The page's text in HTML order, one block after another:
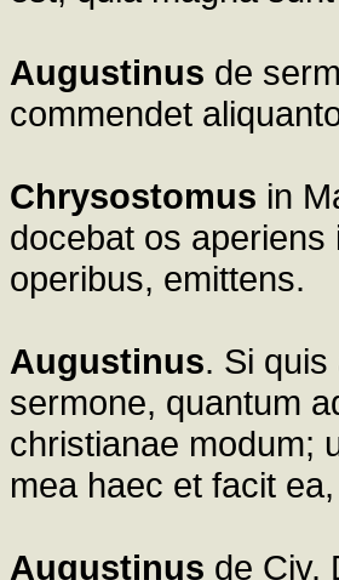
Augustinus de
commendet
Chrysostomus in
docebat os
operibus, emittens.
Augustinus. Si
sermone, quantum
christianae modum;
mea haec et facit
Augustinus de Civ.